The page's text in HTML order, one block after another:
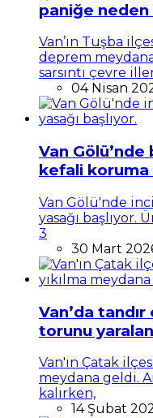
paniğe neden
Van’ın Tuşba
deprem
sarsıntı çevre
04 Nisan
Van Gölü’nde
kefali koruma
Van Gölü'nde
yasağı başlıyor.
3
30 Mart
Van’da tandır
torunu
Van'ın Çatak
meydana geldi.
kalırken,
14 Şubat